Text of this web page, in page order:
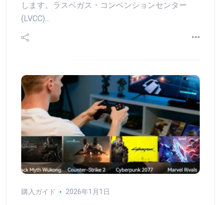
します。ラスベガス・コンベンションセンター
(LVCC)…
購入ガイド 2026年1月1日